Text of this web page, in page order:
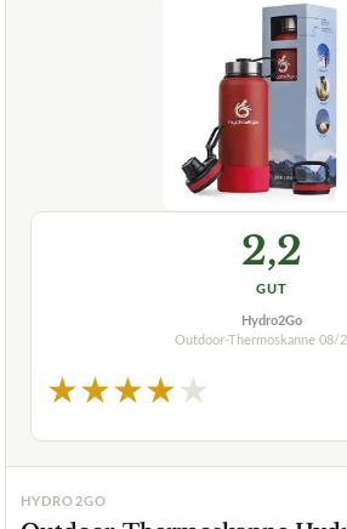
2,2
GUT
Hydro2Go
Outdoor-Thermoskanne 08/
★★★★★
HYDRO2GO